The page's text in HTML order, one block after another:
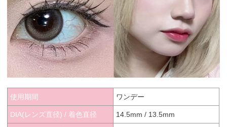
使用期間 ワンデー
DIA(レンズ直径) / 着色直径 14.5mm / 13.5mm